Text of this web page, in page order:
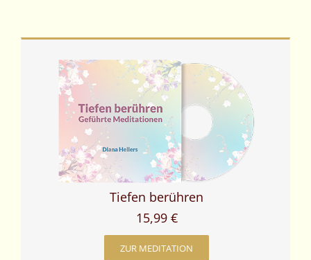
Tiefen berühren
15,99 €
ZUR MEDITATION